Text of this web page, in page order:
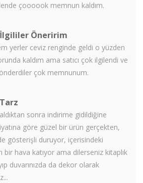
çoooook memnun kaldım.
Öneririm
yerler ceviz renginde geldi o yüzden
kaldım ama satıcı çok ilgilendi ve
çok memnunum.
sonra indirime gidildiğine
göre güzel bir ürün gerçekten,
gösterişli duruyor, içerisindeki
bir hava katıyor ama dilerseniz kitaplık
duvarınızda da dekor olarak